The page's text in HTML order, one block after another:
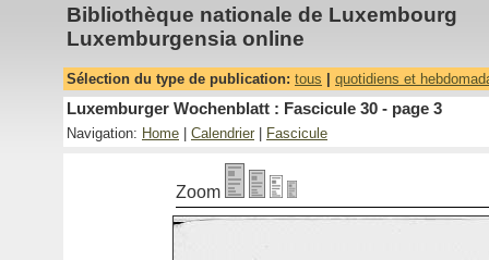
Bibliothèque nationale de Luxembourg
Luxemburgensia online
Sélection du type de publication: tous quotidiens et
Luxemburger Wochenblatt : Fascicule 30 - page 3
Navigation: Home Calendrier Fascicule
Zoom